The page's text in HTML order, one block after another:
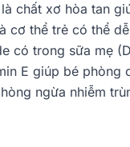
chất xơ hòa tan
thể trẻ có thể
có trong sữa mẹ
E giúp bé
ngừa nhiễm